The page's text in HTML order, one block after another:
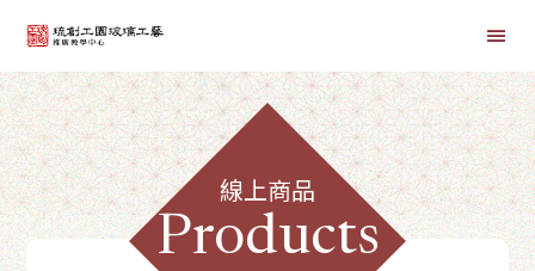
首頁
線上課程
線上商品
Products